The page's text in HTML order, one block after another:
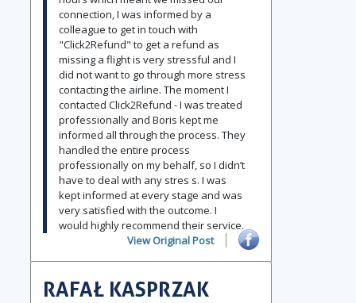
connection, I was informed by a
colleague to get in touch with
"Click2Refund" to get a refund as
missing a flight is very stressful and I
did not want to go through more stress
contacting the airline. The moment I
contacted Click2Refund - I was treated
professionally and Boris kept me
informed all through the process. They
handled the entire process
professionally on my behalf, so I didn’t
have to deal with any stres s. I was
kept informed at every stage and was
very satisfied with the outcome. I
would highly recommend their service.
View Original Post
RAFAŁ KASPRZAK